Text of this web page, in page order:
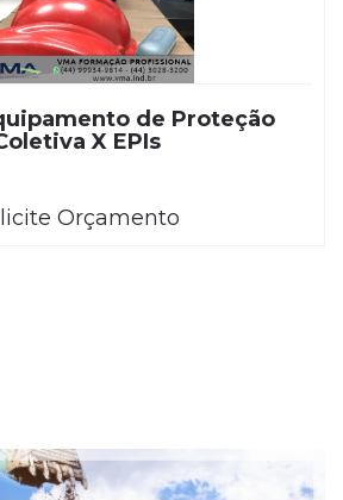
de Proteção
X EPIs
Orçamento